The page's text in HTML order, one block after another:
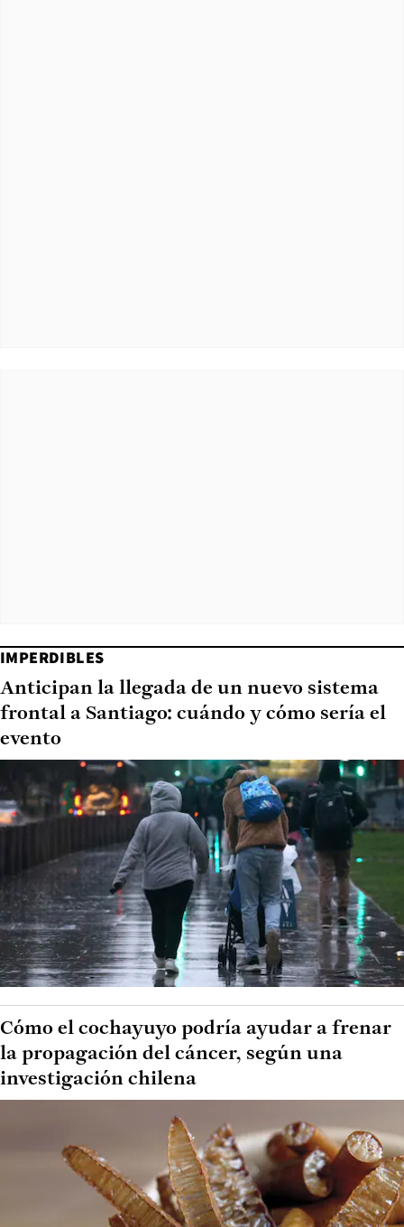
IMPERDIBLES
Anticipan la llegada de un nuevo sistema
frontal a Santiago: cuándo y cómo sería el
evento
Cómo el cochayuyo podría ayudar a frenar
la propagación del cáncer, según una
investigación chilena